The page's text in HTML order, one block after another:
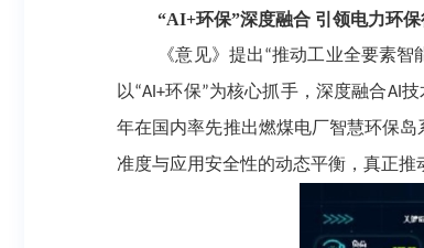
“AI+环保”深度融合 引领电力环
《意见》提出“推动工业全要素智
以“AI+环保”为核心抓手，深度融合AI 技
年在国内率先推出燃煤电厂智慧环保
准度与应用安全性的动态平衡，真正推